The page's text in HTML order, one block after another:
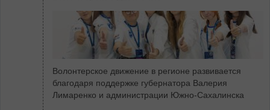
Волонтерское движение в регионе развивается
благодаря поддержке губернатора Валерия
Лимаренко и администрации Южно-Сахалинска